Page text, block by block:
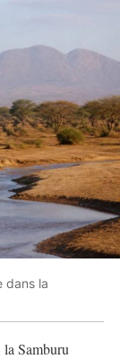
dans la
Samburu